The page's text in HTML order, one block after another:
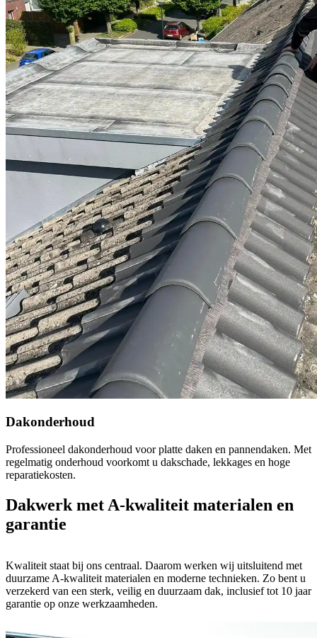
Dakonderhoud
Professioneel dakonderhoud voor platte daken en pannendaken. Met
regelmatig onderhoud voorkomt u dakschade, lekkages en hoge
reparatiekosten.
Dakwerk met A-kwaliteit materialen en
garantie
Kwaliteit staat bij ons centraal. Daarom werken wij uitsluitend met
duurzame A-kwaliteit materialen en moderne technieken. Zo bent u
verzekerd van een sterk, veilig en duurzaam dak, inclusief tot 10 jaar
garantie op onze werkzaamheden.